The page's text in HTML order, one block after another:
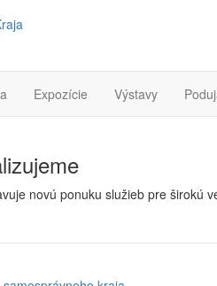
Expozície Výstavy
novú ponuku služieb pre širokú